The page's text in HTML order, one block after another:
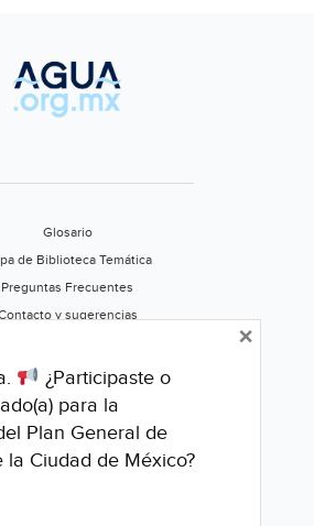
Glosario
de Biblioteca Temática
Preguntas Frecuentes
y sugerencias
Califica este portal
¿Participaste o
para la
Plan General de
la Ciudad de México?
×